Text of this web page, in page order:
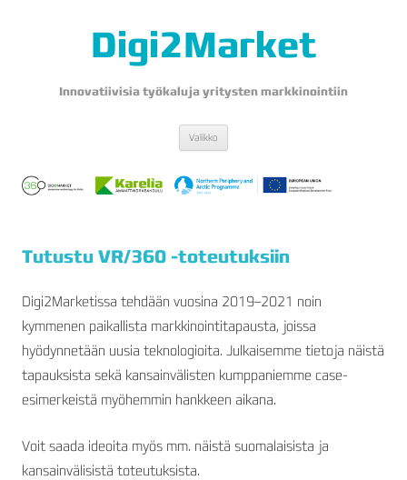
Digi2Market
Innovatiivisia työkaluja yritysten markkinointiin
Valikko
Tutustu VR/360 -toteutuksiin
Digi2Marketissa tehdään vuosina 2019–2021 noin
kymmenen paikallista markkinointitapausta, joissa
hyödynnetään uusia teknologioita. Julkaisemme tietoja näistä
tapauksista sekä kansainvälisten kumppaniemme case-
esimerkeistä myöhemmin hankkeen aikana.
Voit saada ideoita myös mm. näistä suomalaisista ja
kansainvälisistä toteutuksista.